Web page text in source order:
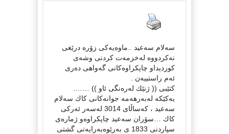
سه‌لام سه‌عید ..ماوه‌یه‌كی زۆره‌ درێغی
نه‌كردووه‌ له‌خزمه‌ت كردنی وشه‌ی
كوردیداو چاپكراوه‌كانی گه‌واهی ده‌ری
ئه‌م راستییه‌ن .
كتێبی (( ژنێك له‌ره‌نگی ئاو )) …….
یه‌كێكه‌ له‌به‌رهه‌مه‌ جوانه‌كانی كاك سه‌لام
سه‌عید ، كه‌ساڵای 3014 له‌سه‌ر ئه‌ركی
كاك …سۆران سه‌عید چاپكراوه‌و ژماره‌ی
سپاردنی 1833 ی به‌رێوه‌به‌رایه‌تی گشتی